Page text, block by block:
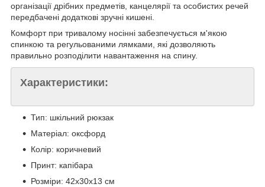
організації дрібних предметів, канцелярії та особистих речей
передбачені додаткові зручні кишені.
Комфорт при тривалому носінні забезпечується м'якою
спинкою та регульованими лямками, які дозволяють
правильно розподілити навантаження на спину.
Характеристики:
Тип: шкільний рюкзак
Матеріал: оксфорд
Колір: коричневий
Принт: капібара
Розміри: 42x30x13 см